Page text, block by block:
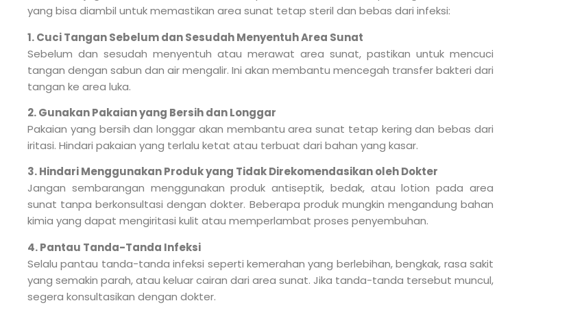
yang bisa diambil untuk memastikan area sunat tetap steril dan bebas dari infeksi:
1. Cuci Tangan Sebelum dan Sesudah Menyentuh Area Sunat
Sebelum dan sesudah menyentuh atau merawat area sunat, pastikan untuk mencuci
tangan dengan sabun dan air mengalir. Ini akan membantu mencegah transfer bakteri dari
tangan ke area luka.
2. Gunakan Pakaian yang Bersih dan Longgar
Pakaian yang bersih dan longgar akan membantu area sunat tetap kering dan bebas dari
iritasi. Hindari pakaian yang terlalu ketat atau terbuat dari bahan yang kasar.
3. Hindari Menggunakan Produk yang Tidak Direkomendasikan oleh Dokter
Jangan sembarangan menggunakan produk antiseptik, bedak, atau lotion pada area
sunat tanpa berkonsultasi dengan dokter. Beberapa produk mungkin mengandung bahan
kimia yang dapat mengiritasi kulit atau memperlambat proses penyembuhan.
4. Pantau Tanda-Tanda Infeksi
Selalu pantau tanda-tanda infeksi seperti kemerahan yang berlebihan, bengkak, rasa sakit
yang semakin parah, atau keluar cairan dari area sunat. Jika tanda-tanda tersebut muncul,
segera konsultasikan dengan dokter.